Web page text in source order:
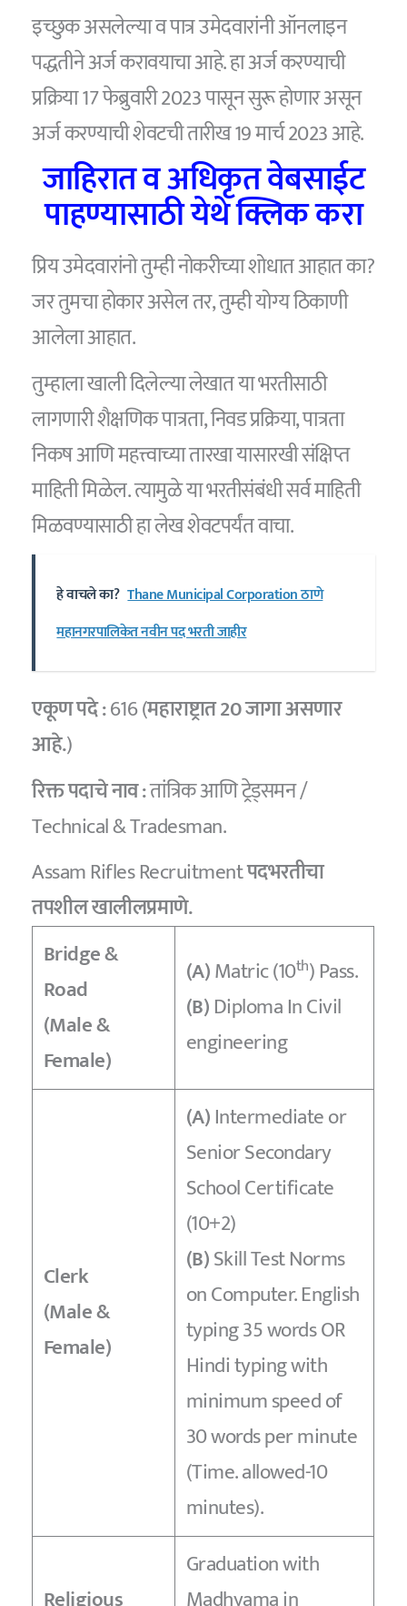
इच्छुक असलेल्या व पात्र उमेदवारांनी ऑनलाइन
पद्धतीने अर्ज करावयाचा आहे. हा अर्ज करण्याची
प्रक्रिया 17 फेब्रुवारी 2023 पासून सुरू होणार असून
अर्ज करण्याची शेवटची तारीख 19 मार्च 2023 आहे.
जाहिरात व अधिकृत वेबसाईट
पाहण्यासाठी येथे क्लिक करा
प्रिय उमेदवारांनो तुम्ही नोकरीच्या शोधात आहात का?
जर तुमचा होकार असेल तर, तुम्ही योग्य ठिकाणी
आलेला आहात.
तुम्हाला खाली दिलेल्या लेखात या भरतीसाठी
लागणारी शैक्षणिक पात्रता, निवड प्रक्रिया, पात्रता
निकष आणि महत्त्वाच्या तारखा यासारखी संक्षिप्त
माहिती मिळेल. त्यामुळे या भरतीसंबंधी सर्व माहिती
मिळवण्यासाठी हा लेख शेवटपर्यंत वाचा.
हे वाचले का? Thane Municipal Corporation ठाणे
महानगरपालिकेत नवीन पद भरती जाहीर
एकूणपदे :616 (महाराष्ट्रात 20 जागा असणार
आहे.)
रिक्त पदाचे नाव :तांत्रिक आणि ट्रेड्समन /
Technical & Tradesman.
Assam Rifles Recruitmentपदभरतीचा
तपशील खालीलप्रमाणे.
Bridge &
Road
(Male &
Female)
(A)Matric (10th) Pass.
(B)Diploma In Civil
engineering
Clerk
(Male &
Female)
(A)Intermediate or
Senior Secondary
School Certificate
(10+2)
(B)Skill Test Norms
on Computer. English
typing 35 words OR
Hindi typing with
minimum speed of
30 words per minute
(Time. allowed-10
minutes).
Graduation with